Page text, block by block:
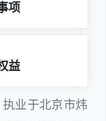
项
益
业于北京市炜